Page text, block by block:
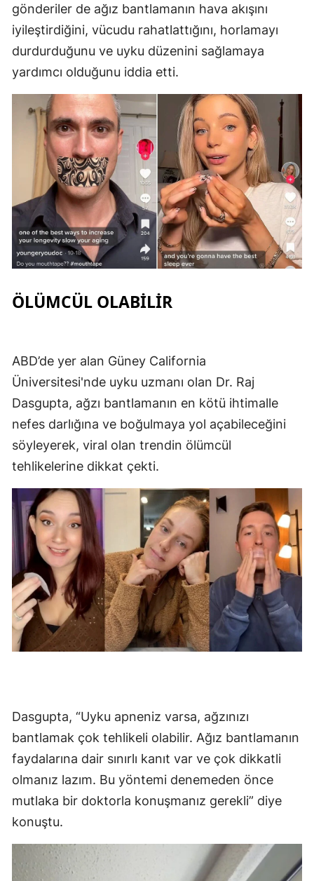
Kahramanmaraş
Mardin
Muş
Nevşehir
Niğde
Ordu
Rize
Sakarya
Tekirdağ
Tokat
Trabzon
Şanlıurfa
Yozgat
Zonguldak
Aksaray
Kırıkkale
Batman
Şırnak
Ardahan
gönderiler de ağız bantlamanın hava akışını
iyileştirdiğini, vücudu rahatlattığını, horlamayı
durdurduğunu ve uyku düzenini sağlamaya
yardımcı olduğunu iddia etti.
ÖLÜMCÜL OLABİLİR
ABD’de yer alan Güney California
Üniversitesi'nde uyku uzmanı olan Dr. Raj
Dasgupta, ağzı bantlamanın en kötü ihtimalle
nefes darlığına ve boğulmaya yol açabileceğini
söyleyerek, viral olan trendin ölümcül
tehlikelerine dikkat çekti.
Dasgupta, “Uyku apneniz varsa, ağzınızı
bantlamak çok tehlikeli olabilir. Ağız bantlamanın
faydalarına dair sınırlı kanıt var ve çok dikkatli
olmanız lazım. Bu yöntemi denemeden önce
mutlaka bir doktorla konuşmanız gerekli” diye
konuştu.